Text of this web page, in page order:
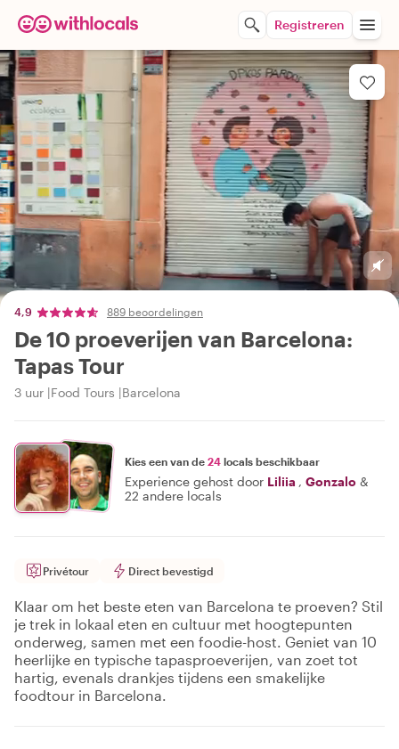
Registreren
4,9 889 beoordelingen
De 10 proeverijen van Barcelona:
Tapas Tour
3 uur Food Tours Barcelona
Kies een van de 24 locals beschikbaar
Experience gehost door Liliia , Gonzalo &
22 andere locals
Privétour Direct bevestigd
Klaar om het beste eten van Barcelona te proeven? Stil
je trek in lokaal eten en cultuur met hoogtepunten
onderweg, samen met een foodie-host. Geniet van 10
heerlijke en typische tapasproeverijen, van zoet tot
hartig, evenals drankjes tijdens een smakelijke
foodtour in Barcelona.